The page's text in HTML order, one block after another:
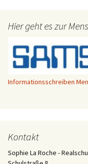
Hier geht es zur
Informationsschreiben
Kontakt
Sophie La Roche -